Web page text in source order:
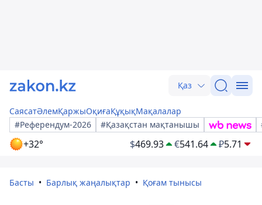
Қаз
СаясатӘлемҚаржыОқиғаҚұқықМақалалар
#Референдум-2026
#Қазақстан мақтанышы
+32° $469.93 €541.64 ₽5.71
Басты Барлық жаңалықтар Қоғам тынысы